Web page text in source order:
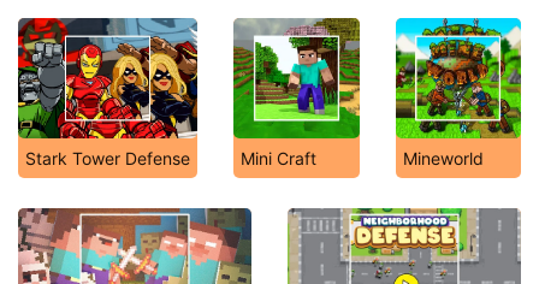
Stark Tower Defense Mini Craft Mineworld